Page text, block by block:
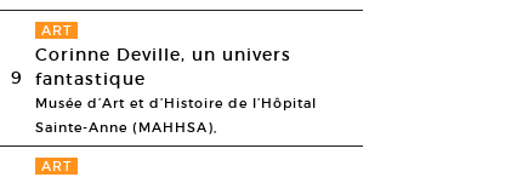
9
ART
Corinne Deville, un univers
fantastique
Musée d’Art et d’Histoire de l’Hôpital
Sainte-Anne (MAHHSA),
ART